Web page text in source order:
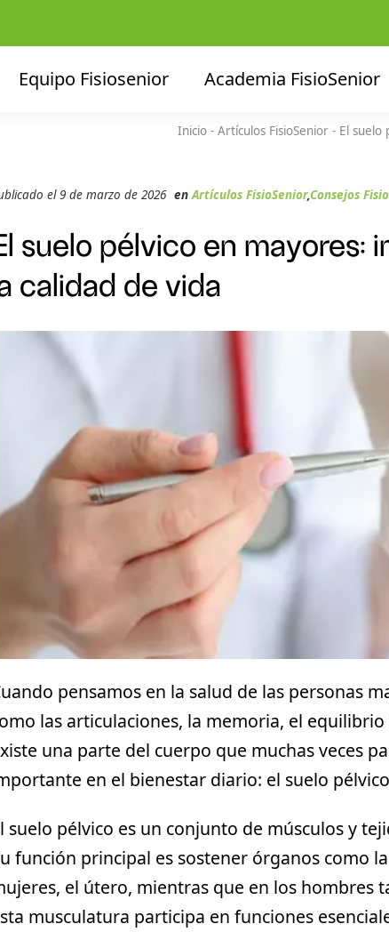
Equipo Fisiosenior Academia FisioSenior
Inicio - Artículos FisioSenior - El suelo
el 9 de marzo de 2026 enArtículos FisioSenior,Consejos
suelo pélvico en mayores:
calidad de vida
pensamos en la salud de las personas
las articulaciones, la memoria, el
una parte del cuerpo que muchas veces
en el bienestar diario: el suelo
suelo pélvico es un conjunto de músculos y
función principal es sostener órganos como
el útero, mientras que en los hombres
musculatura participa en funciones